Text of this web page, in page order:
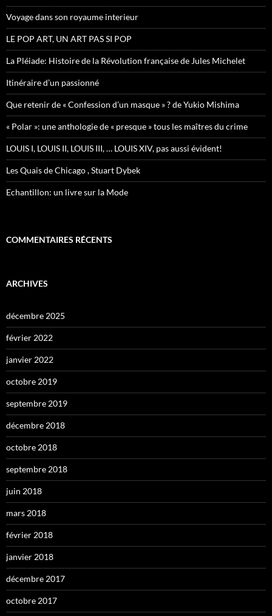
e
r
:
Voyage dans son royaume interieur
LE POP ART, UN ART PAS SI POP
La Pléiade: Histoire de la Révolution française de Jules Michelet
Itinéraire d’un passionné
Que retenir de « Confession d’un masque » ? de Yukio Mishima
« Polar »: une anthologie de « presque » tous les maîtres du crime
LOUIS I, LOUIS II, LOUIS III, … LOUIS XIV, pas aussi évident!
Les Quais de Chicago , Stuart Dybek
Echantillon: un livre sur la Mode
COMMENTAIRES RÉCENTS
ARCHIVES
décembre 2025
février 2022
janvier 2022
octobre 2019
septembre 2019
décembre 2018
octobre 2018
septembre 2018
juin 2018
mars 2018
février 2018
janvier 2018
décembre 2017
octobre 2017